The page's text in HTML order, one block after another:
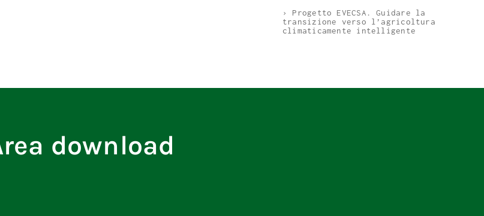
› Progetto EVECSA. Guidare la
transizione verso l’agricoltura
climaticamente intelligente
download